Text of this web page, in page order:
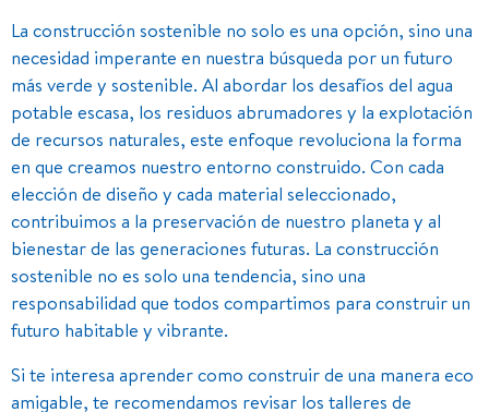
La construcción sostenible no solo es una opción, sino una
necesidad imperante en nuestra búsqueda por un futuro
más verde y sostenible. Al abordar los desafíos del agua
potable escasa, los residuos abrumadores y la explotación
de recursos naturales, este enfoque revoluciona la forma
en que creamos nuestro entorno construido. Con cada
elección de diseño y cada material seleccionado,
contribuimos a la preservación de nuestro planeta y al
bienestar de las generaciones futuras. La construcción
sostenible no es solo una tendencia, sino una
responsabilidad que todos compartimos para construir un
futuro habitable y vibrante.
Si te interesa aprender como construir de una manera eco
amigable, te recomendamos revisar los talleres de